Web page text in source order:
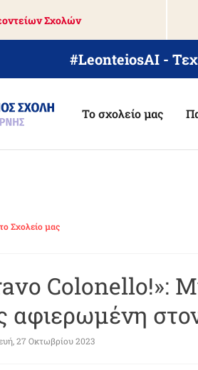
Σχολών
#LeonteiosAI -
Το σχολείο μας
Σχολείο μας
Colonello!»:
αφιερωμένη
27 Οκτωβρίου 2023